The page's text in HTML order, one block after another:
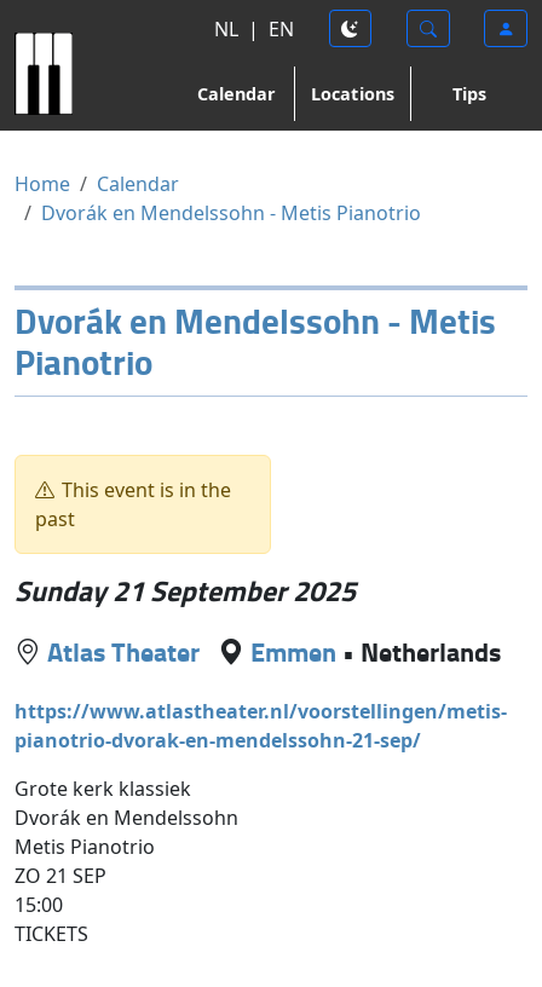
NL | EN
Calendar Locations Tips
Home
Calendar
Dvorák en Mendelssohn - Metis Pianotrio
Dvorák en Mendelssohn - Metis
Pianotrio
This event is in the
past
Sunday 21 September 2025
Atlas Theater Emmen • Netherlands
https://www.atlastheater.nl/voorstellingen/metis-
pianotrio-dvorak-en-mendelssohn-21-sep/
Grote kerk klassiek
Dvorák en Mendelssohn
Metis Pianotrio
ZO 21 SEP
15:00
TICKETS